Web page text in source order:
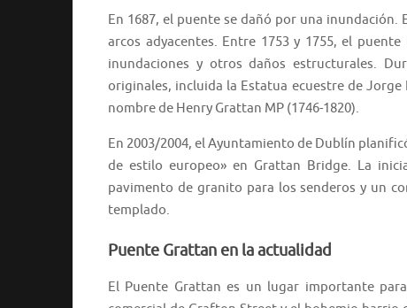
En 1687, el puente se dañó por una
arcos adyacentes. Entre 1753 y 1755, el
inundaciones y otros daños estructurales.
originales, incluida la Estatua ecuestre de Jorge
nombre de Henry Grattan MP (1746-1820).
En 2003/2004, el Ayuntamiento de Dublín
de estilo europeo» en Grattan Bridge. La
pavimento de granito para los senderos y un
templado.
Puente Grattan en la actualidad
El Puente Grattan es un lugar importante